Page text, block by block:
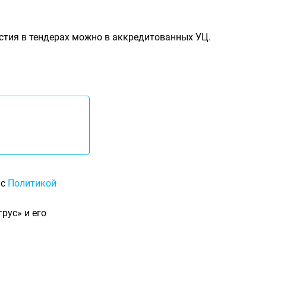
в тендерах можно в аккредитованных УЦ.
Политикой
и его